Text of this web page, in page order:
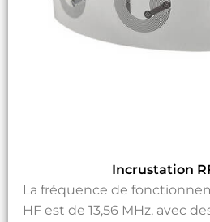
Incrustation
La fréquence de
HF est de 13,56 MHz, avec